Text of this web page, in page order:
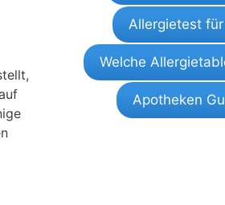
Allergietest
Welche
Apotheken